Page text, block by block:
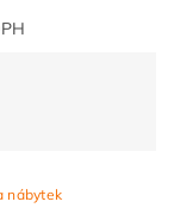
DPH
nábytek